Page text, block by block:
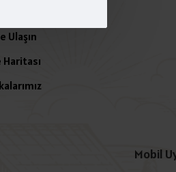
Ulaşın
Haritası
Mobil